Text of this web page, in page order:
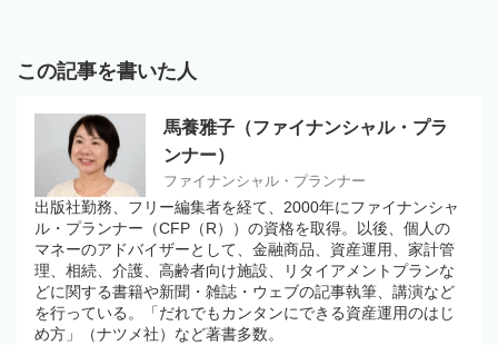
この記事を書いた人
馬養雅子（ファイナンシャル・プラ
ンナー）
ファイナンシャル・プランナー
出版社勤務、フリー編集者を経て、2000年にファイナンシャ
ル・プランナー（CFP（R））の資格を取得。以後、個人の
マネーのアドバイザーとして、金融商品、資産運用、家計管
理、相続、介護、高齢者向け施設、リタイアメントプランな
どに関する書籍や新聞・雑誌・ウェブの記事執筆、講演など
を行っている。「だれでもカンタンにできる資産運用のはじ
め方」（ナツメ社）など著書多数。